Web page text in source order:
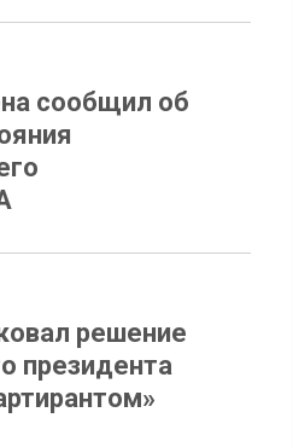
сообщил об
решение
президента